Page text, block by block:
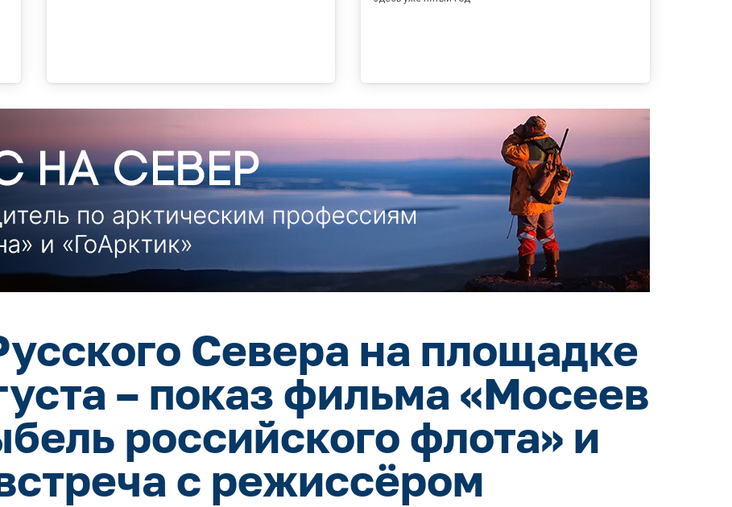
Севера на площадке
– показ фильма «Мосеев
российского флота» и
с режиссёром